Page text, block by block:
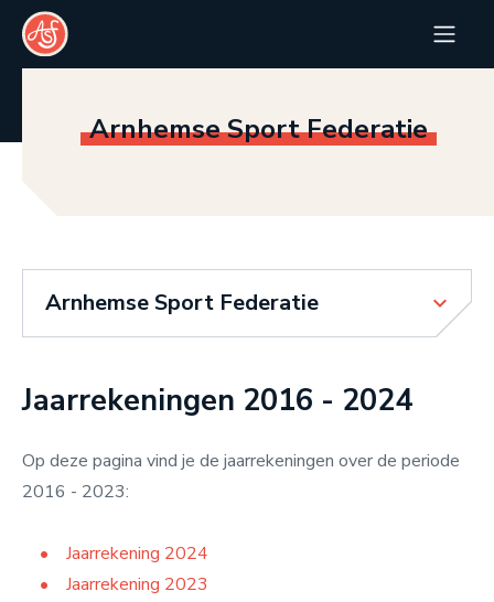
Arnhemse Sport Federatie
Arnhemse Sport Federatie
Jaarrekeningen 2016 - 2024
Op deze pagina vind je de jaarrekeningen over de periode
2016 - 2023:
Jaarrekening 2024
Jaarrekening 2023